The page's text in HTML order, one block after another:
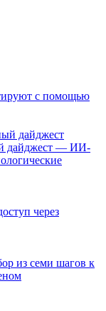
с помощью
дайджест — ИИ-
через
из семи шагов к